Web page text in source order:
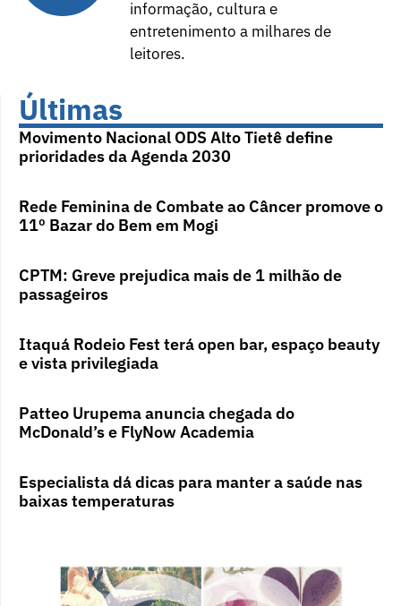
informação, cultura e
entretenimento a milhares de
leitores.
Últimas
Movimento Nacional ODS Alto Tietê define
prioridades da Agenda 2030
Rede Feminina de Combate ao Câncer promove o
11º Bazar do Bem em Mogi
CPTM: Greve prejudica mais de 1 milhão de
passageiros
Itaquá Rodeio Fest terá open bar, espaço beauty
e vista privilegiada
Patteo Urupema anuncia chegada do
McDonald’s e FlyNow Academia
Especialista dá dicas para manter a saúde nas
baixas temperaturas